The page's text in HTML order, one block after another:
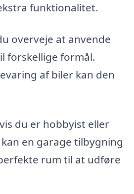
funktionalitet.
overveje at anvende
forskellige formål.
af biler kan den
du er hobbyist eller
en garage tilbygning
rum til at udføre